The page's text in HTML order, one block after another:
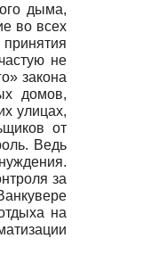
дыма,
во всех
не
закона
домов,
улицах,
от
Ведь
за
на